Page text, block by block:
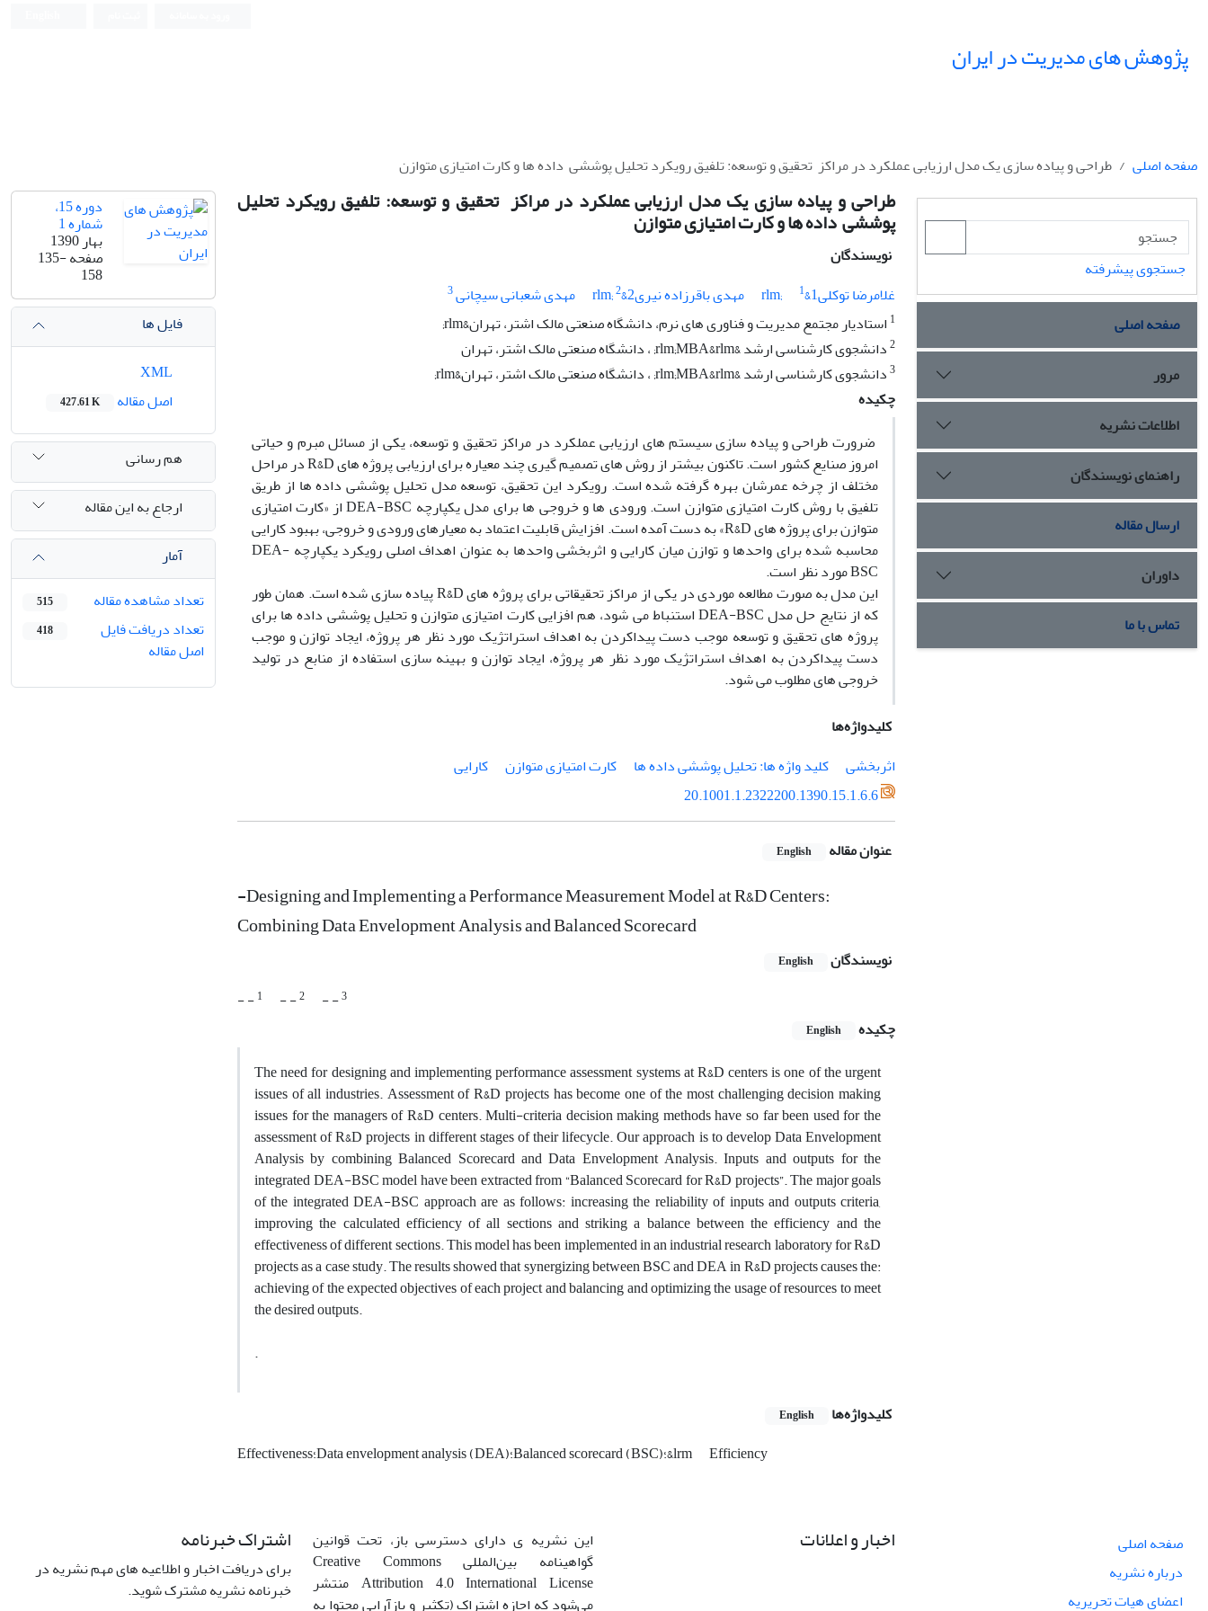
پژوهش های مدیریت در ایران
صفحه اصلی طراحی و پیاده سازی یک مدل ارزیابی عملکرد در مراکز ‏ تحقیق و توسعه: تلفیق رویکرد تحلیل پوششی ‏ داده ها و کارت امتیازی متوازن
طراحی و پیاده سازی یک مدل ارزیابی عملکرد در مراکز ‏ تحقیق و توسعه: تلفیق رویکرد تحلیل
پوششی ‏ داده ها و کارت امتیازی متوازن
نویسندگان
غلامرضا توکلی1&rlm;
1 مهدی باقرزاده نیری2&rlm; 2 مهدی شعبانی سیچانی3
1 استادیار مجتمع مدیریت و فناوری های نرم، دانشگاه صنعتی مالک اشتر، تهران&rlm;
2دانشجوی کارشناسی ارشد &rlm;MBA&rlm; ، دانشگاه صنعتی مالک اشتر، تهران
3دانشجوی کارشناسی ارشد &rlm;MBA&rlm; ، دانشگاه صنعتی مالک اشتر، تهران&rlm;
چکیده
‏ ضرورت طراحی و پیاده سازی سیستم های ارزیابی عملکرد در مراکز تحقیق و توسعه، یکی از مسائل مبرم ‏و حیاتی
امروز صنایع کشور است. تاکنون بیشتر از روش های تصمیم گیری چند معیاره برای ارزیابی ‏پروژه های ‏R&D‏ در مراحل
مختلف از چرخه عمرشان بهره گرفته شده است. رویکرد این تحقیق، توسعه ‏مدل تحلیل پوششی داده ها از طریق
تلفیق با روش کارت امتیازی متوازن است. ورودی ها و خروجی ها برای ‏مدل یکپارچه ‏DEA-BSC‏ از «کارت امتیازی
متوازن برای پروژه های ‏R&D‏» به دست آمده است. افزایش ‏قابلیت اعتماد به معیارهای ورودی و خروجی، بهبود کارایی
محاسبه شده برای واحدها و توازن میان کارایی ‏و اثربخشی واحدها به عنوان اهداف اصلی رویکرد یکپارچه ‏DEA-
BSC‏ مورد نظر است. ‏
این مدل به صورت مطالعه موردی در یکی از مراکز تحقیقاتی برای پروژه های ‏R&D‏ پیاده سازی ‏شده است. همان طور
که از نتایج حل مدل ‏DEA-BSC‏ استنباط می شود، هم افزایی کارت امتیازی متوازن و ‏تحلیل پوششی داده ها برای
پروژه های تحقیق و توسعه موجب دست پیداکردن به اهداف استراتژیک ‏مورد نظر هر پروژه، ایجاد توازن و موجب
دست پیداکردن به اهداف استراتژیک مورد نظر هر پروژه، ‏ایجاد توازن و بهینه سازی استفاده از منابع در تولید
خروجی های مطلوب می شود.‏
کلیدواژه‌ها
اثربخشی
کلید واژه ها: تحلیل پوششی داده ها کارت امتیازی متوازن
کارایی
20.1001.1.2322200.1390.15.1.6.6
عنوان مقاله English
-Designing and Implementing a Performance ‎Measurement Model at R&D Centers:‎
Combining Data Envelopment Analysis and ‎Balanced Scorecard
نویسندگان English
- -1 - -2 - -3
چکیده English
The need for designing and implementing performance assessment systems at ‎R&D centers is one of the urgent
issues of all industries. Assessment of R&D ‎projects has become one of the most challenging decision making
issues for ‎the managers of R&D centers. Multi-criteria decision making methods have so ‎far been used for the
assessment of R&D projects in different stages of their ‎lifecycle. Our approach is to develop Data Envelopment
Analysis by ‎combining Balanced Scorecard and Data Envelopment Analysis. Inputs and ‎outputs for the
integrated DEA-BSC model have been extracted from ‎‎“Balanced Scorecard for R&D projects”. The major goals
of the integrated ‎DEA-BSC approach are as follows: increasing the reliability of inputs and ‎outputs criteria,
improving the calculated efficiency of all sections and striking ‎a balance between the efficiency and the
effectiveness of different sections. ‎This model has been implemented in an industrial research laboratory for ‎R&D
projects as a case study. The results showed that synergizing between ‎BSC and DEA in R&D projects causes the:
achieving of the expected ‎objectives of each project and balancing and optimizing the usage of resources ‎to meet
the desired outputs.‎
.‎
کلیدواژه‌ها English
Effectiveness؛Data envelopment analysis (DEA)؛Balanced scorecard (BSC)؛&lrm Efficiency
دوره 15،
شماره 1
بهار 1390
صفحه135-
158
فایل ها
اصل مقاله
427.61 K
هم رسانی
ارجاع به این مقاله
آمار
تعداد مشاهده مقاله
515
تعداد دریافت فایل
اصل مقاله
418
جستجوی پیشرفته
صفحه اصلی
مرور
اطلاعات نشریه
راهنمای نویسندگان
ارسال مقاله
داوران
تماس با ما
صفحه اصلی
درباره نشریه
اعضای هیات تحریریه
اخبار و اعلانات
این نشریه ی دارای دسترسی باز، تحت قوانین
گواهینامه بین‌المللی Creative Commons
Attribution 4.0 International License منتشر
می‌شود که اجازه اشتراک (تکثیر و بازآرایی محتوا به
اشتراک خبرنامه
برای دریافت اخبار و اطلاعیه های مهم نشریه در
خبرنامه نشریه مشترک شوید.